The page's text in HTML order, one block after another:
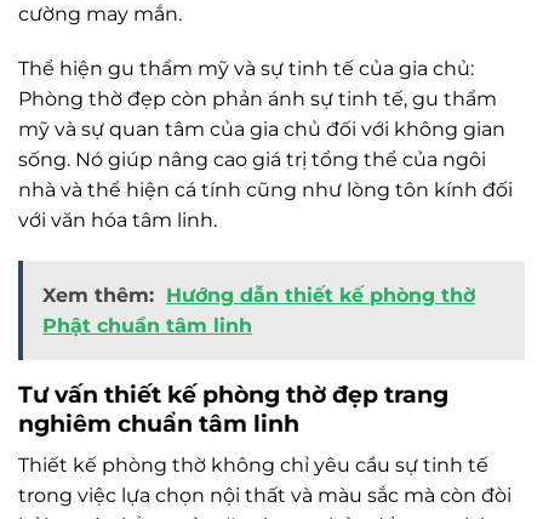
cường may mắn.
Thể hiện gu thẩm mỹ và sự tinh tế của gia chủ:
Phòng thờ đẹp còn phản ánh sự tinh tế, gu thẩm
mỹ và sự quan tâm của gia chủ đối với không gian
sống. Nó giúp nâng cao giá trị tổng thể của ngôi
nhà và thể hiện cá tính cũng như lòng tôn kính đối
với văn hóa tâm linh.
Xem thêm: Hướng dẫn thiết kế phòng thờ
Phật chuẩn tâm linh
Tư vấn thiết kế phòng thờ đẹp trang
nghiêm chuẩn tâm linh
Thiết kế phòng thờ không chỉ yêu cầu sự tinh tế
trong việc lựa chọn nội thất và màu sắc mà còn đòi